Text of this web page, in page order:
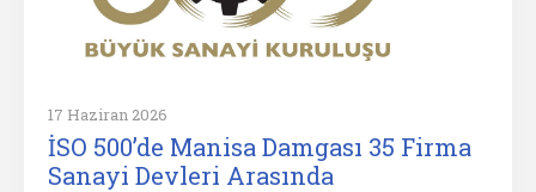
17 Haziran 2026
İSO 500’de Manisa Damgası 35 Firma
Sanayi Devleri Arasında